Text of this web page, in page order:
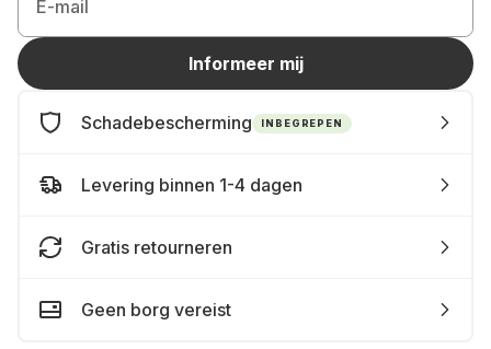
E-mail
Informeer mij
Schadebescherming INBEGREPEN
Levering binnen 1-4 dagen
Gratis retourneren
Geen borg vereist